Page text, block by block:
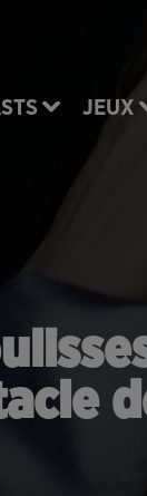
JEUX